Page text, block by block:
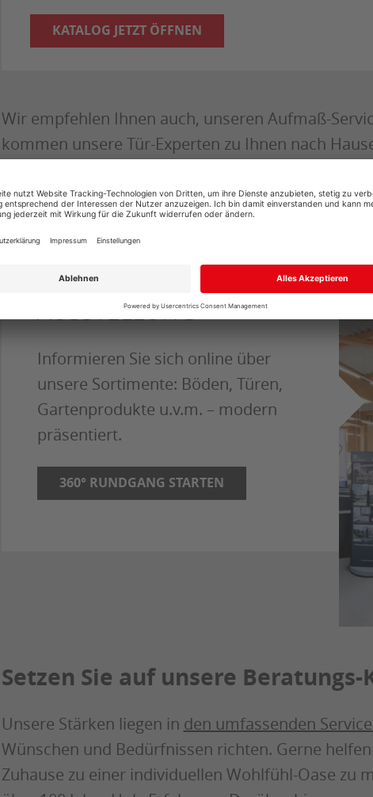
KATALOG JETZT ÖFFNEN
Wir empfehlen Ihnen auch, unseren Aufmaß-
kommen unsere Tür-Experten zu Ihnen nach
Ihnen bei der gesamten Projektplanung beiseite.
perfekt!
360° EINBLICK IN UNSERE
AUSSTELLUNG
Informieren Sie sich online über
unsere Sortimente: Böden, Türen,
Gartenprodukte u.v.m. – modern
präsentiert.
360° RUNDGANG STARTEN
Setzen Sie auf unsere
Unsere Stärken liegen in den umfassenden
Wünschen und Bedürfnissen richten. Gerne
Zuhause zu einer individuellen Wohlfühl-Oase zu